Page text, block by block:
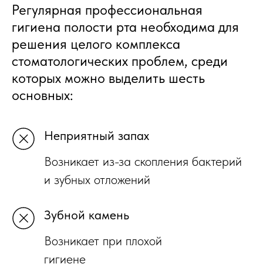
Регулярная профессиональная
гигиена полости рта необходима для
решения целого комплекса
стоматологических проблем, среди
которых можно выделить шесть
основных:
Неприятный запах
Возникает из-за скопления бактерий
и зубных отложений
Зубной камень
Возникает при плохой
гигиене